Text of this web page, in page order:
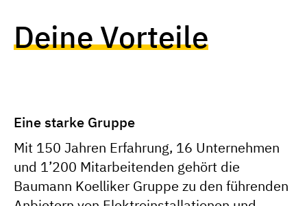
Deine Vorteile
Eine starke Gruppe
Mit 150 Jahren Erfahrung, 16 Unternehmen
und 1’200 Mitarbeitenden gehört die
Baumann Koelliker Gruppe zu den führenden